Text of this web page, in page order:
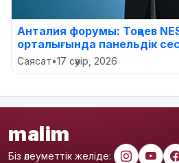
Анталия форумы: Тоқаев
орталығында панельдік
Саясат•17 сәуір, 2026
malim
Біз әлеуметтік желіде: